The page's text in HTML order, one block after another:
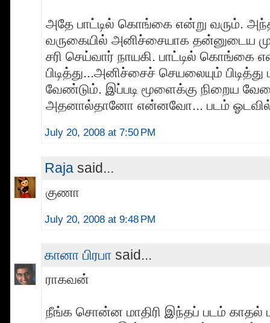
அதே பாட்டில் கொங்கை என்று வரும்.
வருகையில் அனிச்சையாக தன்னுடைய
சரி செய்வார் நாயகி. பாட்டில் கொங்கை
பிடித்து...அனிச்சைச் செயலையும்
வேண்டும். இப்படி மூளைக்கு நிறைய
அதனால்தானோ என்னவோ... படம்
July 20, 2008 at 7:50 PM
Raja said...
குணா
July 20, 2008 at 9:48 PM
கானா பிரபா said...
ராகவன்
நீங்க சொன்ன மாதிரி இந்தப் படம் காதல்